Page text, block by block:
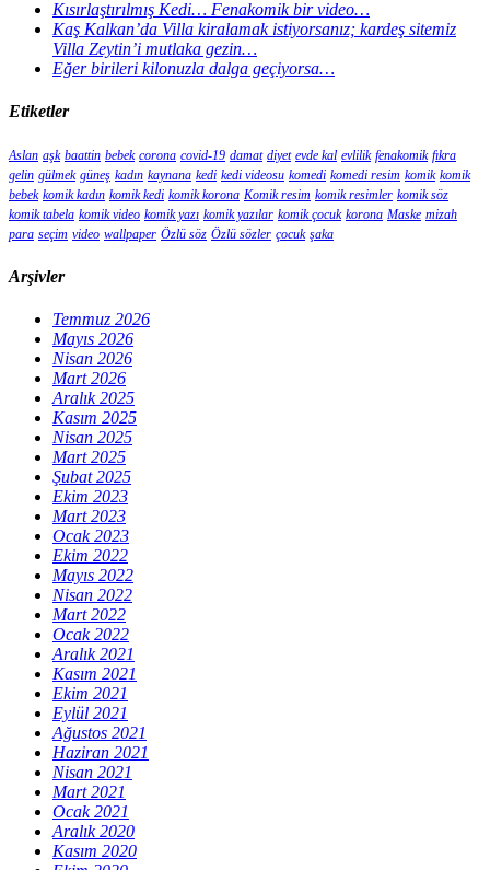
Kısırlaştırılmış Kedi… Fenakomik bir video…
Kaş Kalkan’da Villa kiralamak istiyorsanız; kardeş sitemiz
Villa Zeytin’i mutlaka gezin…
Eğer birileri kilonuzla dalga geçiyorsa…
Etiketler
Aslan aşk baattin bebek corona covid-19 damat diyet evde kal evlilik fenakomik fıkra
gelin gülmek güneş kadın kaynana kedi kedi videosu komedi komedi resim komik komik
bebek komik kadın komik kedi komik korona Komik resim komik resimler komik söz
komik tabela komik video komik yazı komik yazılar komik çocuk korona Maske mizah
para seçim video wallpaper Özlü söz Özlü sözler çocuk şaka
Arşivler
Temmuz 2026
Mayıs 2026
Nisan 2026
Mart 2026
Aralık 2025
Kasım 2025
Nisan 2025
Mart 2025
Şubat 2025
Ekim 2023
Mart 2023
Ocak 2023
Ekim 2022
Mayıs 2022
Nisan 2022
Mart 2022
Ocak 2022
Aralık 2021
Kasım 2021
Ekim 2021
Eylül 2021
Ağustos 2021
Haziran 2021
Nisan 2021
Mart 2021
Ocak 2021
Aralık 2020
Kasım 2020